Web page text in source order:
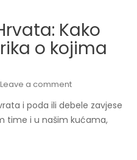
Kako
o kojima
Leave a comment
i poda ili debele zavjese
time i u našim kućama,